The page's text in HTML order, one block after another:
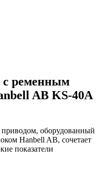
с ременным
AB KS-40A
оборудованный
Hanbell AB, сочетает
показатели